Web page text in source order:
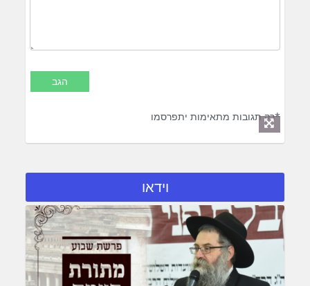
*רק תגובות מתאימות יתפרסמו
וידאו